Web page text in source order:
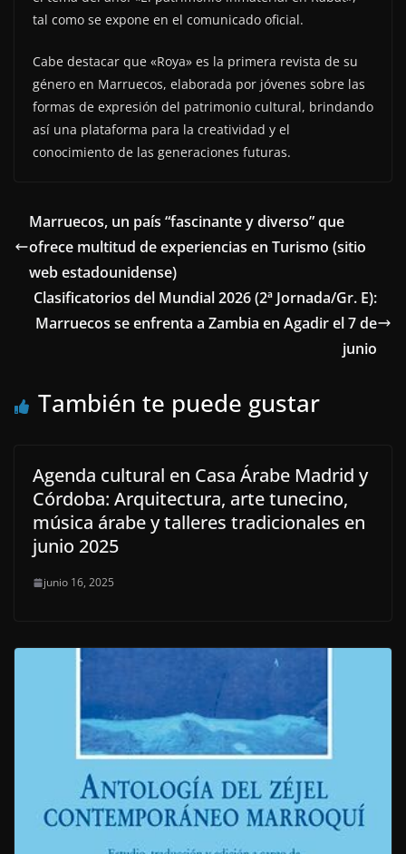
tal como se expone en el comunicado oficial.
Cabe destacar que «Roya» es la primera revista de su
género en Marruecos, elaborada por jóvenes sobre las
formas de expresión del patrimonio cultural, brindando
así una plataforma para la creatividad y el
conocimiento de las generaciones futuras.
Marruecos, un país “fascinante y diverso” que
ofrece multitud de experiencias en Turismo (sitio
web estadounidense)
Clasificatorios del Mundial 2026 (2ª Jornada/Gr. E):
Marruecos se enfrenta a Zambia en Agadir el 7 de
junio
También te puede gustar
Agenda cultural en Casa Árabe Madrid y
Córdoba: Arquitectura, arte tunecino,
música árabe y talleres tradicionales en
junio 2025
junio 16, 2025